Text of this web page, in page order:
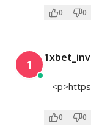
0 0
1
<p>
0 0